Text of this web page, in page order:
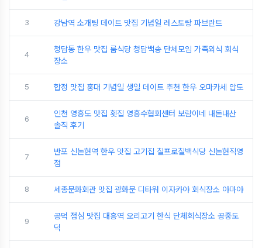
3 강남역 소개팅 데이트 맛집 기념일 레스토랑 파브란트
4
청담동 한우 맛집 룸식당 청담백송 단체모임 가족외식 회식
장소
5 합정 맛집 홍대 기념일 생일 데이트 추천 한우 오마카세 압도
6
인천 영흥도 맛집 횟집 영흥수협회센터 보람이네 내돈내산
솔직 후기
7
반포 신논현역 한우 맛집 고기집 칠프로칠백식당 신논현직영
점
8 세종문화회관 맛집 광화문 디타워 이자카야 회식장소 야마야
9
공덕 점심 맛집 대흥역 오리고기 한식 단체회식장소 공중도
덕